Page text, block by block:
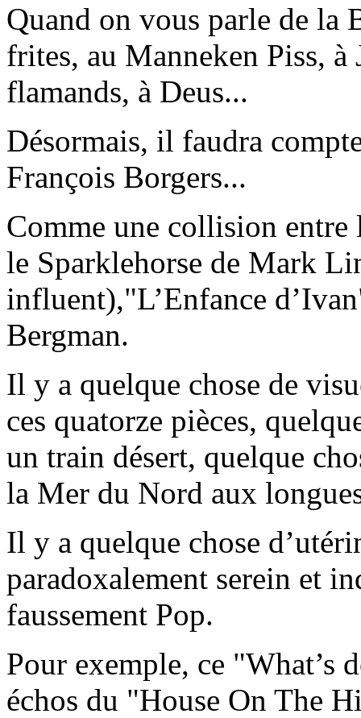
Quand on vous parle de la
frites, au Manneken Piss,
flamands, à Deus...
Désormais, il faudra
François Borgers...
Comme une collision entre
le Sparklehorse de Mark
influent),"L’Enfance
Bergman.
Il y a quelque chose de
ces quatorze pièces,
un train désert, quelque
la Mer du Nord aux
Il y a quelque chose
paradoxalement serein et
faussement Pop.
Pour exemple, ce "What’s
échos du "House On The